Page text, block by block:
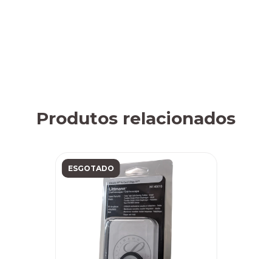
Produtos relacionados
ESGOTADO